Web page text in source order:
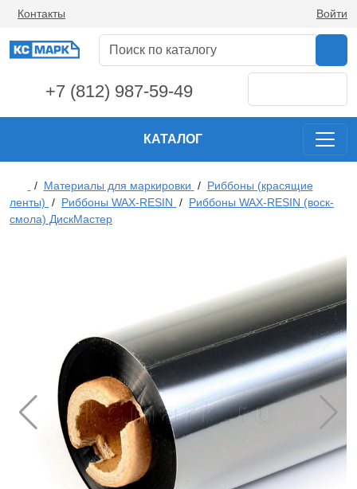
Контакты Войти
+7 (812) 987-59-49
КАТАЛОГ
/ Материалы для маркировки / Риббоны (красящие
ленты) / Риббоны WAX-RESIN / Риббоны WAX-RESIN (воск-
смола) ДискМастер